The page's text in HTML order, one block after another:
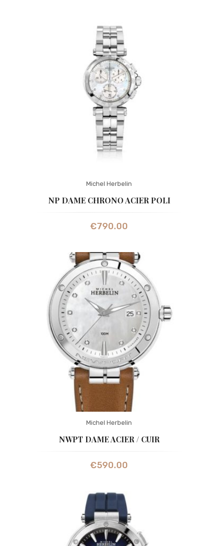
Michel Herbelin
NP DAME CHRONO ACIER POLI
€790.00
Michel Herbelin
NWPT DAME ACIER / CUIR
€590.00